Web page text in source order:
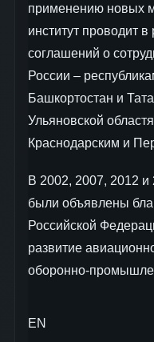
применению новых
институт проводит
соглашений о
России –
Башкортостан и
Ульяновской
Краснодарским и
В 2002, 2007, 2012
были объявлены
Российской
развитие
оборонно-
EN